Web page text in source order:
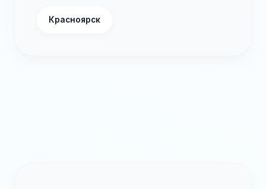
Красноярск